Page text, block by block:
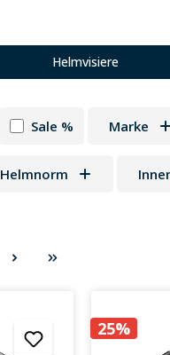
Helmvisiere
Sale % Marke
Helmnorm
25%